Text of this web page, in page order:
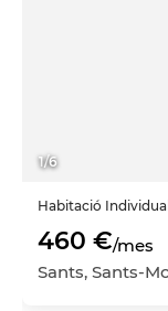
1/6
Habitació Individual
460 €/mes